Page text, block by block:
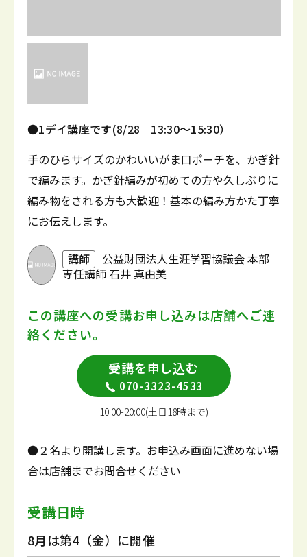
●1デイ講座です(8/28 13:30～15:30）
手のひらサイズのかわいいがま口ポーチを、かぎ針
で編みます。かぎ針編みが初めての方や久しぶりに
編み物をされる方も大歓迎！基本の編み方かた丁寧
にお伝えします。
講師
公益財団法人生涯学習協議会 本部
専任講師 石井 真由美
この講座への受講お申し込みは店舗へご連
絡ください。
受講を申し込む
070-3323-4533
10:00-20:00(土日18時まで)
●２名より開講します。お申込み画面に進めない場
合は店舗までお問合せください
受講日時
8月は第4（金）に開催